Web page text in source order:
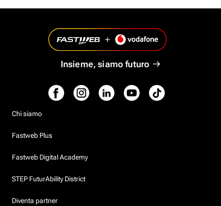
Insieme, siamo futuro
Chi siamo
Fastweb Plus
Fastweb Digital Academy
STEP FuturAbility District
Diventa partner